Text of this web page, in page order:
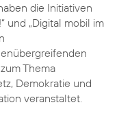
die Initiativen
und „Digital mobil im
Thema
Demokratie und
veranstaltet.